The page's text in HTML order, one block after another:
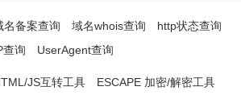
名备案查询 域名whois查询
http状态查询
查询
UserAgent查询
JS互转工具 ESCAPE 加密/解密工具